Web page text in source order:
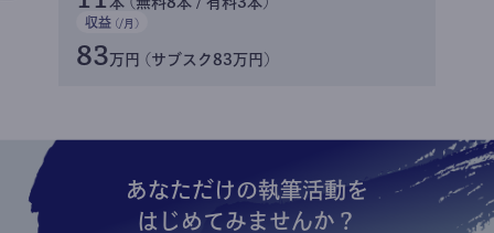
収益 (/月)
83万円 (サブスク83万円)
あなただけの執筆活動を
はじめてみませんか？